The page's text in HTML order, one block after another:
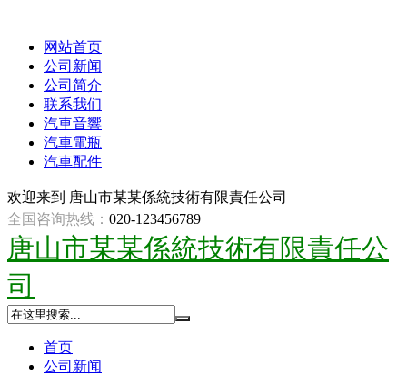
网站首页
公司新闻
公司简介
联系我们
汽車音響
汽車電瓶
汽車配件
欢迎来到 唐山市某某係統技術有限責任公司
全国咨询热线： 020-123456789
唐山市某某係統技術有限責任公
司
首页
公司新闻